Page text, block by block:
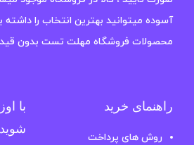
آسوده میتوانید بهترین انتخاب را داشته
محصولات فروشگاه مهلت تست بدون قید
راهنمای خرید
روش های پرداخت
با
شوید